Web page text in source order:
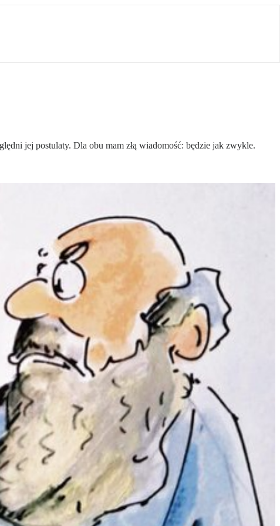
jej postulaty. Dla obu mam złą wiadomość: będzie jak zwykle.